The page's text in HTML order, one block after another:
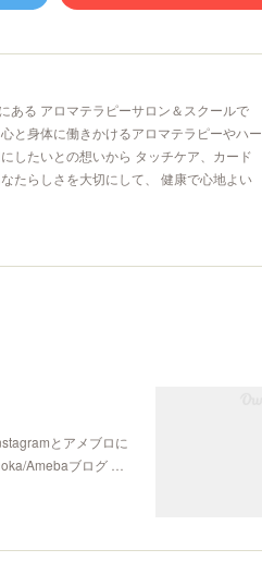
ある アロマテラピーサロン＆スクールで
と身体に働きかけるアロマテラピーやハー
したいとの想いから タッチケア、カード
たらしさを大切にして、 健康で心地よい
とアメブロに
Amebaブログ …